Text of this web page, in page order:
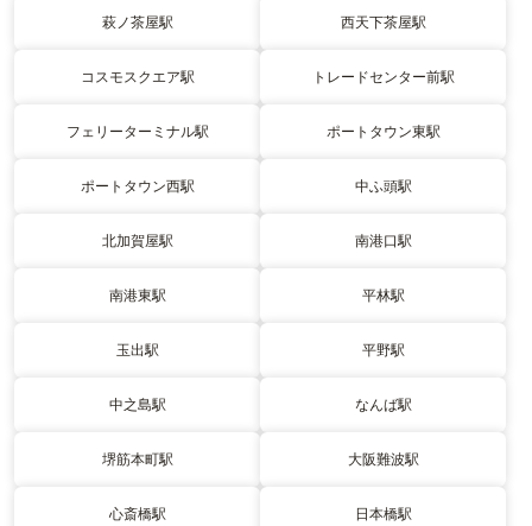
萩ノ茶屋駅 西天下茶屋駅
コスモスクエア駅 トレードセンター前駅
フェリーターミナル駅 ポートタウン東駅
ポートタウン西駅 中ふ頭駅
北加賀屋駅 南港口駅
南港東駅 平林駅
玉出駅 平野駅
中之島駅 なんば駅
堺筋本町駅 大阪難波駅
心斎橋駅 日本橋駅